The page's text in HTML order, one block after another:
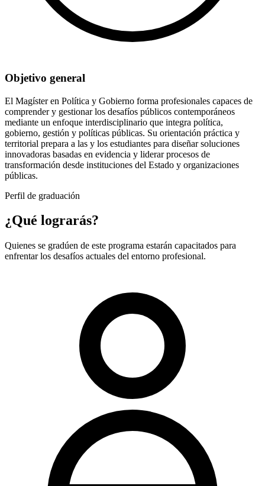
Objetivo general
El Magíster en Política y Gobierno forma profesionales capaces de
comprender y gestionar los desafíos públicos contemporáneos
mediante un enfoque interdisciplinario que integra política,
gobierno, gestión y políticas públicas. Su orientación práctica y
territorial prepara a las y los estudiantes para diseñar soluciones
innovadoras basadas en evidencia y liderar procesos de
transformación desde instituciones del Estado y organizaciones
públicas.
Perfil de graduación
¿Qué lograrás?
Quienes se gradúen de este programa estarán capacitados para
enfrentar los desafíos actuales del entorno profesional.